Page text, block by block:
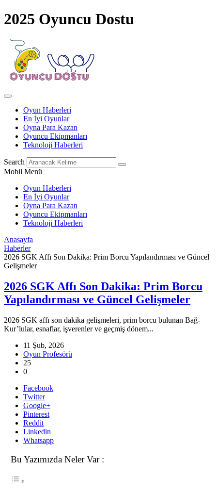
2025 Oyuncu Dostu
Oyun Haberleri
En İyi Oyunlar
Oyna Para Kazan
Oyuncu Ekipmanları
Teknoloji Haberleri
Search
Mobil Menü
Oyun Haberleri
En İyi Oyunlar
Oyna Para Kazan
Oyuncu Ekipmanları
Teknoloji Haberleri
Anasayfa
Haberler
2026 SGK Affı Son Dakika: Prim Borcu Yapılandırması ve Güncel
Gelişmeler
2026 SGK Affı Son Dakika: Prim Borcu
Yapılandırması ve Güncel Gelişmeler
2026 SGK affı son dakika gelişmeleri, prim borcu bulunan Bağ-
Kur’lular, esnaflar, işverenler ve geçmiş dönem...
11 Şub, 2026
Oyun Profesörü
25
0
Facebook
Twitter
Google+
Pinterest
Reddit
Linkedin
Whatsapp
Bu Yazımızda Neler Var :